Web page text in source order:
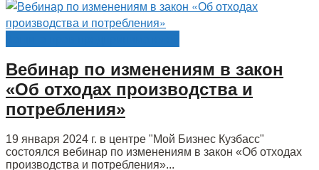
Вебинар по изменениям в закон
«Об отходах производства и
потребления»
19 января 2024 г. в центре "Мой Бизнес Кузбасс"
состоялся вебинар по изменениям в закон «Об отходах
производства и потребления»...